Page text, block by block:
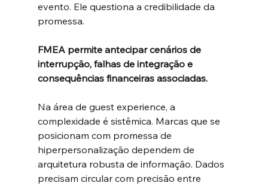
evento. Ele questiona a credibilidade da
promessa.
FMEA permite antecipar cenários de
interrupção, falhas de integração e
consequências financeiras associadas.
Na área de guest experience, a
complexidade é sistêmica. Marcas que se
posicionam com promessa de
hiperpersonalização dependem de
arquitetura robusta de informação. Dados
precisam circular com precisão entre